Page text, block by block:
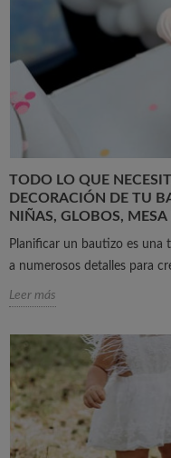
TODO LO QUE
DECORACIÓN DE TU
NIÑAS, GLOBOS, MESA
Planificar un bautizo es una
a numerosos detalles para
Leer más